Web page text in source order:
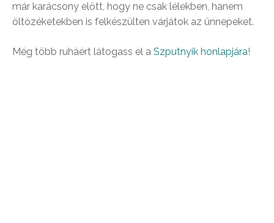
már karácsony előtt, hogy ne csak lélekben, hanem
öltözéketekben is felkészülten várjátok az ünnepeket.
Még több ruháért látogass el a Szputnyik honlapjára!